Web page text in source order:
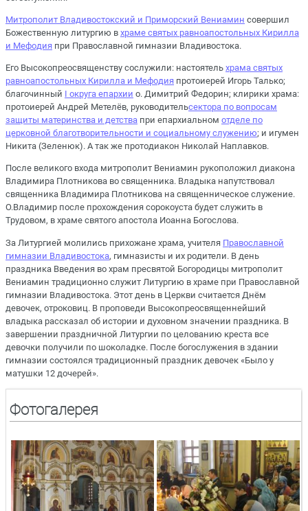
Митрополит Владивостокский и Приморский Вениамин совершил
Божественную литургию в храме святых равноапостольных Кирилла
и Мефодия при Православной гимназии Владивостока.
Его Высокопреосвященству сослужили: настоятель храма святых
равноапостольных Кирилла и Мефодия протоиерей Игорь Талько;
благочинный I округа епархии о. Димитрий Федорин; клирики храма:
протоиерей Андрей Метелёв, руководительсектора по вопросам
защиты материнства и детства при епархиальном отделе по
церковной благотворительности и социальному служению; и игумен
Никита (Зеленюк). А так же протодиакон Николай Наплавков.
После великого входа митрополит Вениамин рукоположил диакона
Владимира Плотникова во священника. Владыка напутствовал
священника Владимира Плотникова на священническое служение.
О.Владимир после прохождения сорокоуста будет служить в
Трудовом, в храме святого апостола Иоанна Богослова.
За Литургией молились прихожане храма, учителя Православной
гимназии Владивостока, гимназисты и их родители. В день
праздника Введения во храм пресвятой Богородицы митрополит
Вениамин традиционно служит Литургию в храме при Православной
гимназии Владивостока. Этот день в Церкви считается Днём
девочек, отроковиц. В проповеди Высокопреосвященнейший
владыка рассказал об истории и духовном значении праздника. В
завершении праздничной Литургии по целованию креста все
девочки получили по шоколадке. После богослужения в здании
гимназии состоялся традиционный праздник девочек «Было у
матушки 12 дочерей».
Фотогалерея